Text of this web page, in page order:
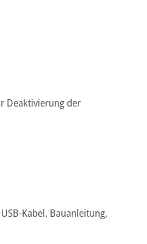
Deaktivierung der
Kabel. Bauanleitung,